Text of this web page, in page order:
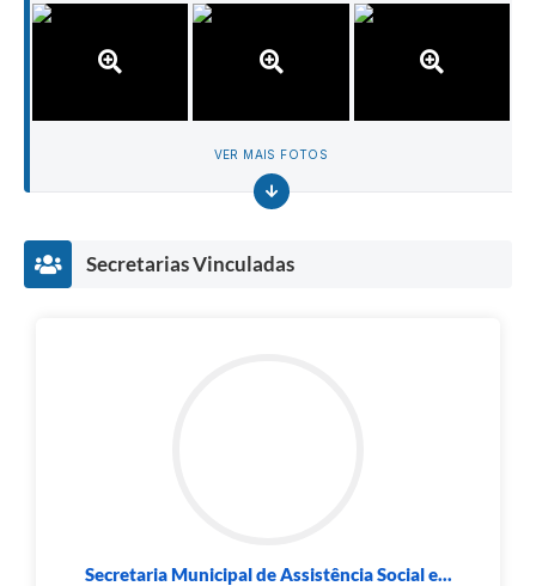
VER MAIS FOTOS
Secretarias Vinculadas
Secretaria Municipal de Assistência Social e...